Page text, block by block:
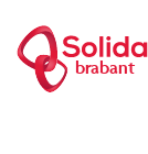
brabant